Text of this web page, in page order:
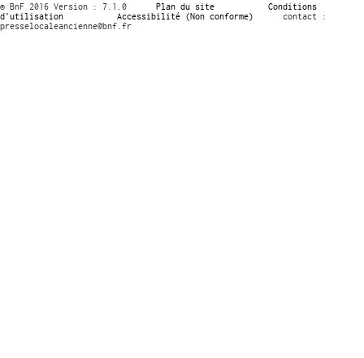
© BnF 2016 Version : 7.1.0 Plan du site
Conditions
d’utilisation
Accessibilité (Non conforme)
contact :
presselocaleancienne@bnf.fr